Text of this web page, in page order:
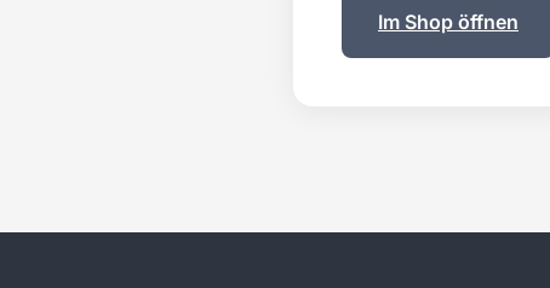
Im Shop öffnen